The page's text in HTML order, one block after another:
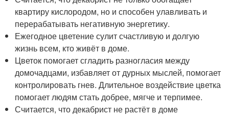
квартиру кислородом, но и способен улавливать и
перерабатывать негативную энергетику.
Ежегодное цветение сулит счастливую и долгую
жизнь всем, кто живёт в доме.
Цветок помогает сгладить разногласия между
домочадцами, избавляет от дурных мыслей, помогает
контролировать гнев. Длительное воздействие цветка
помогает людям стать добрее, мягче и терпимее.
Считается, что декабрист не растёт в доме